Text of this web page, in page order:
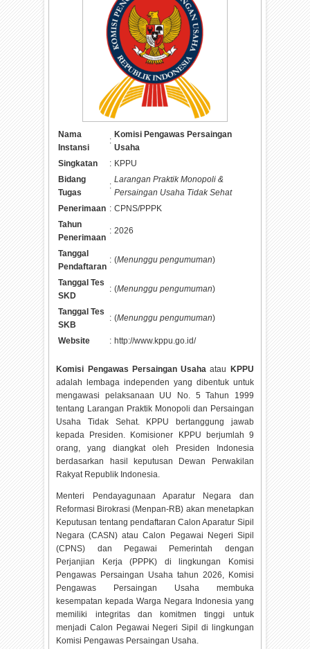
Nama
Instansi
:
Komisi Pengawas Persaingan
Usaha
Singkatan
: KPPU
Bidang
Tugas
:
Larangan Praktik Monopoli &
Persaingan Usaha Tidak Sehat
Penerimaan : CPNS/PPPK
Tahun
Penerimaan
: 2026
Tanggal
Pendaftaran
: (Menunggu pengumuman)
Tanggal Tes
SKD
: (Menunggu pengumuman)
Tanggal Tes
SKB
: (Menunggu pengumuman)
Website : http://www.kppu.go.id/
Komisi Pengawas Persaingan Usaha atau
KPPU
adalah lembaga independen yang dibentuk untuk
mengawasi pelaksanaan UU No. 5 Tahun 1999
tentang Larangan Praktik Monopoli dan Persaingan
Usaha Tidak Sehat. KPPU bertanggung jawab
kepada Presiden. Komisioner KPPU berjumlah 9
orang, yang diangkat oleh Presiden Indonesia
berdasarkan hasil keputusan Dewan Perwakilan
Rakyat Republik Indonesia.
Menteri Pendayagunaan Aparatur Negara dan
Reformasi Birokrasi (Menpan-RB) akan menetapkan
Keputusan tentang pendaftaran Calon Aparatur Sipil
Negara (CASN) atau Calon Pegawai Negeri Sipil
(CPNS) dan Pegawai Pemerintah dengan
Perjanjian Kerja (PPPK) di lingkungan Komisi
Pengawas Persaingan Usaha tahun 2026, Komisi
Pengawas Persaingan Usaha membuka
kesempatan kepada Warga Negara Indonesia yang
memiliki integritas dan komitmen tinggi untuk
menjadi Calon Pegawai Negeri Sipil di lingkungan
Komisi Pengawas Persaingan Usaha.